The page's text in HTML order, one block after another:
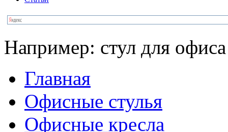
Например: стул для офиса
Главная
Офисные стулья
Офисные кресла